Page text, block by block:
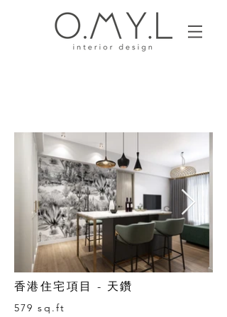
香港住宅項目 - 天鑽
579 sq.ft